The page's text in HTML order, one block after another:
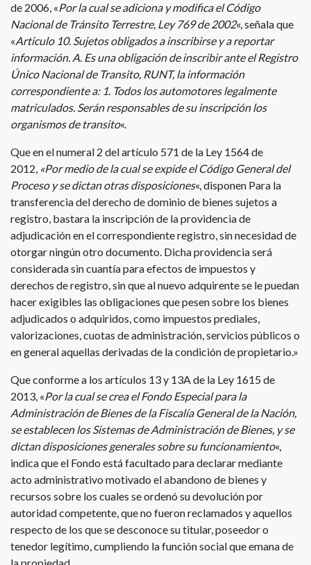
de 2006, «Por la cual se adiciona y modifica el Código
Nacional de Tránsito Terrestre, Ley 769 de 2002«, señala que
«Articulo 10. Sujetos obligados a inscribirse y a reportar
información. A. Es una obligación de inscribir ante el Registro
Único Nacional de Transito, RUNT, la información
correspondiente a: 1. Todos los automotores legalmente
matriculados. Serán responsables de su inscripción los
organismos de transito«.
Que en el numeral 2 del artículo 571 de la Ley 1564 de
2012, «Por medio de la cual se expide el Código General del
Proceso y se dictan otras disposiciones«, disponen Para la
transferencia del derecho de dominio de bienes sujetos a
registro, bastara la inscripción de la providencia de
adjudicación en el correspondiente registro, sin necesidad de
otorgar ningún otro documento. Dicha providencia será
considerada sin cuantía para efectos de impuestos y
derechos de registro, sin que al nuevo adquirente se le puedan
hacer exigibles las obligaciones que pesen sobre los bienes
adjudicados o adquiridos, como impuestos prediales,
valorizaciones, cuotas de administración, servicios públicos o
en general aquellas derivadas de la condición de propietario.»
Que conforme a los artículos 13 y 13A de la Ley 1615 de
2013, «Por la cual se crea el Fondo Especial para la
Administración de Bienes de la Fiscalía General de la Nación,
se establecen los Sistemas de Administración de Bienes, y se
dictan disposiciones generales sobre su funcionamiento«,
indica que el Fondo está facultado para declarar mediante
acto administrativo motivado el abandono de bienes y
recursos sobre los cuales se ordenó su devolución por
autoridad competente, que no fueron reclamados y aquellos
respecto de los que se desconoce su titular, poseedor o
tenedor legítimo, cumpliendo la función social que emana de